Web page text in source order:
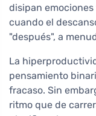
disipan
cuando el
"después", a
La
pensamiento
fracaso. Sin
ritmo que de